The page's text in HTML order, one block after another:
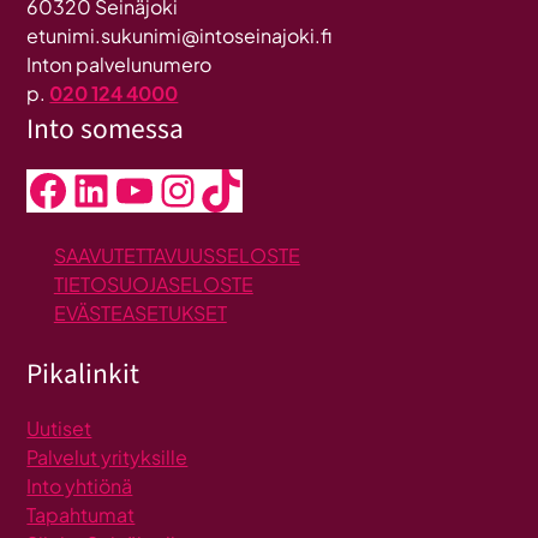
60320 Seinäjoki
etunimi.sukunimi@intoseinajoki.fi
Inton palvelunumero
p. 020 124 4000
Into somessa
Facebook LinkedIn YouTube InstagramTikTok
SAAVUTETTAVUUSSELOSTE
TIETOSUOJASELOSTE
EVÄSTEASETUKSET
Pikalinkit
Uutiset
Palvelut yrityksille
Into yhtiönä
Tapahtumat